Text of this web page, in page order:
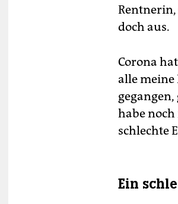
doch aus.
Corona
alle meine
habe
schlechte
Ein